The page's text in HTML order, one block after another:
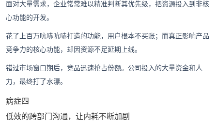
面对大量需求，企业常常难以精准判断其优先级，把资源投入到非核
心功能的开发。
花了上百万吭哧吭哧打造的功能，用户根本不买账；而真正影响产品
竞争力的核心功能，却因资源不足延期上线。
错过市场窗口期后，竞品迅速抢占份额。公司投入的大量资金和人
力，最终打了水漂。
病症四
低效的跨部门沟通，让内耗不断加剧